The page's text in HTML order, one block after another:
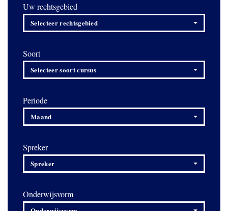
Uw rechtsgebied
Selecteer rechtsgebied
Soort
Selecteer soort cursus
Periode
Maand
Spreker
Spreker
Onderwijsvorm